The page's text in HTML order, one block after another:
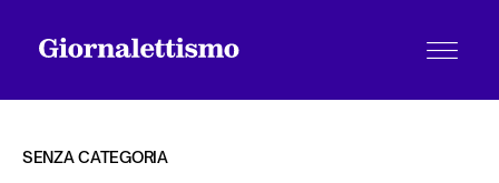
SENZA CATEGORIA